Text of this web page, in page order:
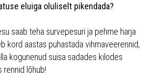
eluiga oluliselt pikendada?
saab teha survepesuri ja pehme harja
kord aastas puhastada vihmaveerennid,
kogunenud suisa sadades kilodes
rennid lõhub!